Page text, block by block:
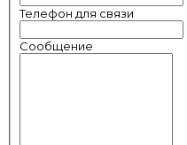
Телефон для связи
Сообщение